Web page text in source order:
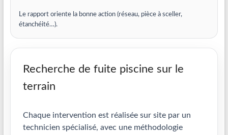
Le rapport oriente la bonne action (réseau, pièce à sceller,
étanchéité…).
Recherche de fuite piscine sur le
terrain
Chaque intervention est réalisée sur site par un
technicien spécialisé, avec une méthodologie